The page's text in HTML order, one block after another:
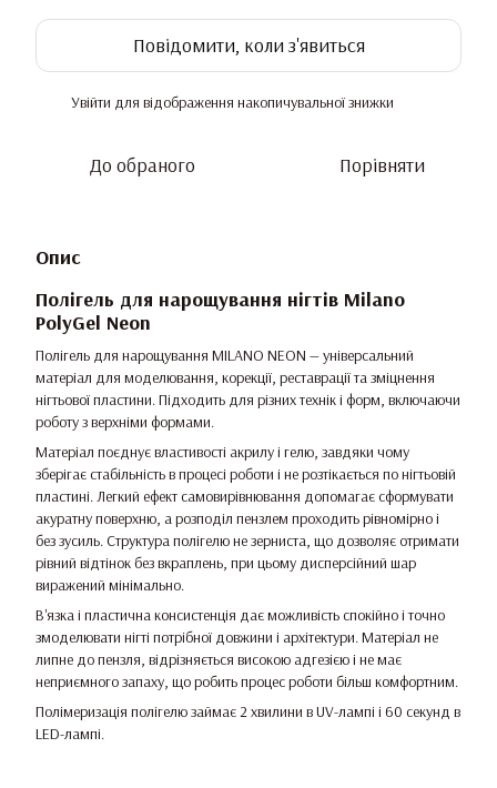
Повідомити, коли з'явиться
Увійти для відображення накопичувальної знижки
До обраного Порівняти
Опис
Полігель для нарощування нігтів Milano
PolyGel Neon
Полігель для нарощування MILANO NEON — універсальний
матеріал для моделювання, корекції, реставрації та зміцнення
нігтьової пластини. Підходить для різних технік і форм, включаючи
роботу з верхніми формами.
Матеріал поєднує властивості акрилу і гелю, завдяки чому
зберігає стабільність в процесі роботи і не розтікається по нігтьовій
пластині. Легкий ефект самовирівнювання допомагає сформувати
акуратну поверхню, а розподіл пензлем проходить рівномірно і
без зусиль. Структура полігелю не зерниста, що дозволяє отримати
рівний відтінок без вкраплень, при цьому дисперсійний шар
виражений мінімально.
В'язка і пластична консистенція дає можливість спокійно і точно
змоделювати нігті потрібної довжини і архітектури. Матеріал не
липне до пензля, відрізняється високою адгезією і не має
неприємного запаху, що робить процес роботи більш комфортним.
Полімеризація полігелю займає 2 хвилини в UV-лампі і 60 секунд в
LED-лампі.